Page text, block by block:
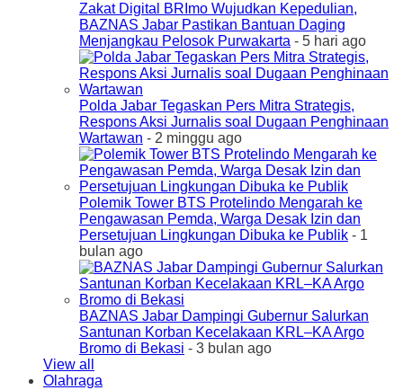
Zakat Digital BRImo Wujudkan Kepedulian,
BAZNAS Jabar Pastikan Bantuan Daging
Menjangkau Pelosok Purwakarta - 5 hari ago
Polda Jabar Tegaskan Pers Mitra Strategis,
Respons Aksi Jurnalis soal Dugaan Penghinaan
Wartawan - 2 minggu ago
Polemik Tower BTS Protelindo Mengarah ke
Pengawasan Pemda, Warga Desak Izin dan
Persetujuan Lingkungan Dibuka ke Publik - 1
bulan ago
BAZNAS Jabar Dampingi Gubernur Salurkan
Santunan Korban Kecelakaan KRL–KA Argo
Bromo di Bekasi - 3 bulan ago
View all
Olahraga